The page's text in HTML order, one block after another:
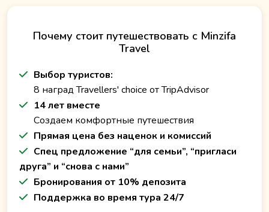
комфорт, чтобы вы могли наслаждаться маршрутом в
Почему стоит путешествовать с Minzifa
Travel
Выбор туристов:
8 наград Travellers' choice от TripAdvisor
14 лет вместе
Создаем комфортные путешествия
Прямая цена без наценок и комиссий
Спец предложение “для семьи”, “пригласи
друга” и “снова с нами”
Бронирования от 10% депозита
Поддержка во время тура 24/7